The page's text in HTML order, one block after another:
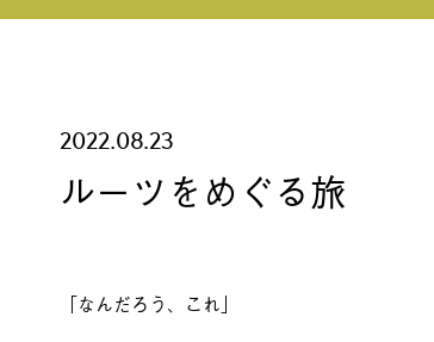
2022.08.23
ルーツをめぐる旅
「なんだろう、これ」